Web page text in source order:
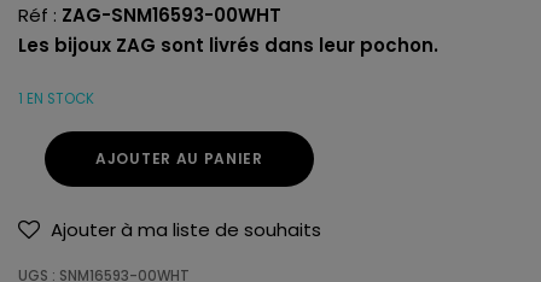
Réf : ZAG-SNM16593-00WHT
Les bijoux ZAG sont livrés dans leur pochon.
1 EN STOCK
AJOUTER AU PANIER
Ajouter à ma liste de souhaits
UGS : SNM16593-00WHT